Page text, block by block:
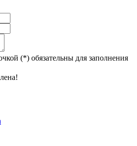
(*) обязательны для заполнения